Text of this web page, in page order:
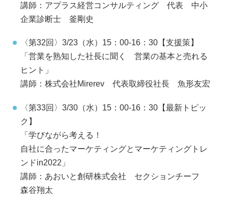
講師：アプラス経営コンサルティング 代表 中小
企業診断士 釜剛史
〈第32回〉3/23（水）15：00-16：30【支援策】
「営業を熟知した社長に聞く 営業の基本と売れる
ヒント」
講師：株式会社Mirerev 代表取締役社長 魚形友宏
〈第33回〉3/30（水）15：00-16：30【最新トピッ
ク】
「学びながら考える！
自社に合ったマーケティングとマーケティングトレ
ンドin2022」
講師：あおいと創研株式会社 セクションチーフ
森谷翔太